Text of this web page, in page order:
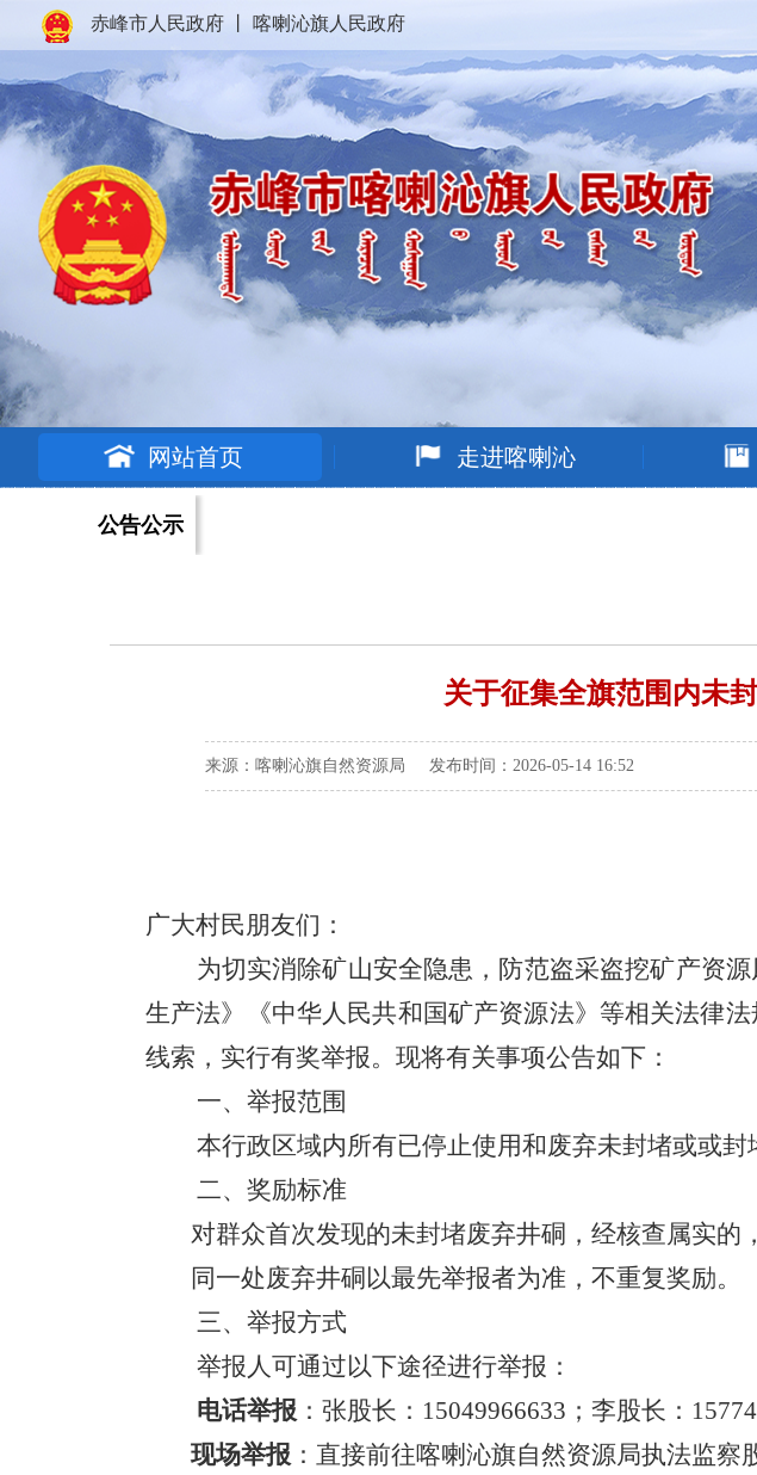
赤峰市人民政府 喀喇沁旗人民政府
网站首页 走进喀喇沁
公告公示
关于征集全旗范围内未
来源：喀喇沁旗自然资源局 发布时间：2026-05-14 16:52
广大村民朋友们：
为切实消除矿山安全隐患，防范盗采盗挖矿产资
生产法》《中华人民共和国矿产资源法》等相关法律
线索，实行有奖举报。现将有关事项公告如下：
一、举报范围
本行政区域内所有已停止使用和废弃未封堵或或封
二、奖励标准
对群众首次发现的未封堵废弃井硐，经核查属实的
同一处废弃井硐以最先举报者为准，不重复奖励。
三、举报方式
举报人可通过以下途径进行举报：
电话举报 ：张股长： 15049966633 ；李股长：
现场举报 ：直接前往喀喇沁旗自然资源局执法监察